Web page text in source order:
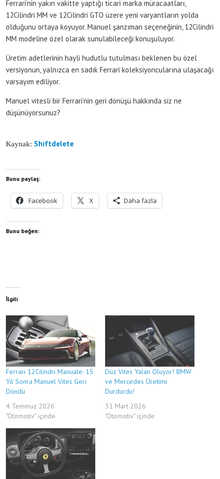
Ferrari’nin yakın vakitte yaptığı ticari marka müracaatları,
12Cilindri MM ve 12Cilindri GTO üzere yeni varyantların yolda
olduğunu ortaya koyuyor. Manuel şanzıman seçeneğinin, 12Cilindri
MM modeline özel olarak sunulabileceği konuşuluyor.
Üretim adetlerinin hayli hudutlu tutulması beklenen bu özel
versiyonun, yalnızca en sadık Ferrari koleksiyoncularına ulaşacağı
varsayım ediliyor.
Manuel vitesli bir Ferrari’nin geri dönüşü hakkında siz ne
düşünüyorsunuz?
Kaynak: Shiftdelete
Bunu paylaş:
Facebook X Daha fazla
Bunu beğen:
İlgili
Ferrari 12Cilindri Manuale: 15
Yıl Sonra Manuel Vites Geri
Döndü
4 Temmuz 2026
"Otomotiv" içinde
Düz Vites Yalan Oluyor! BMW
ve Mercedes Üretimi
Durdurdu!
31 Mart 2026
"Otomotiv" içinde